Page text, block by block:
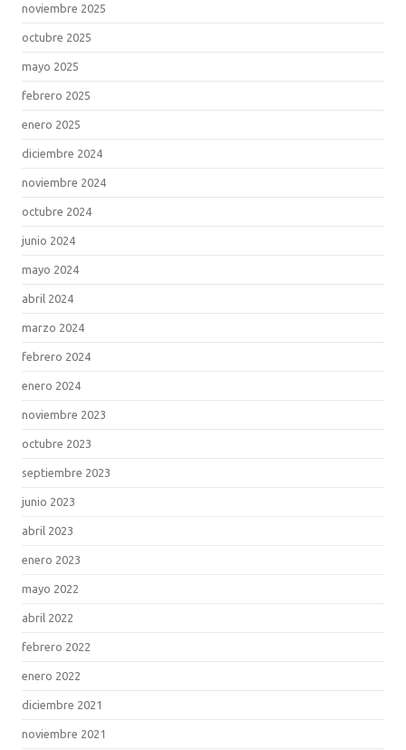
noviembre 2025
octubre 2025
mayo 2025
febrero 2025
enero 2025
diciembre 2024
noviembre 2024
octubre 2024
junio 2024
mayo 2024
abril 2024
marzo 2024
febrero 2024
enero 2024
noviembre 2023
octubre 2023
septiembre 2023
junio 2023
abril 2023
enero 2023
mayo 2022
abril 2022
febrero 2022
enero 2022
diciembre 2021
noviembre 2021